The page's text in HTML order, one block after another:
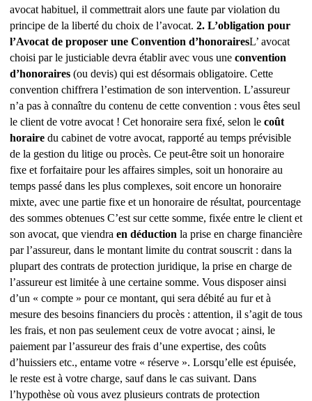
avocat habituel, il commettrait alors une faute par violation du
principe de la liberté du choix de l’avocat. 2. L’obligation pour
l’Avocat de proposer une Convention d’honorairesL’ avocat
choisi par le justiciable devra établir avec vous une convention
d’honoraires (ou devis) qui est désormais obligatoire. Cette
convention chiffrera l’estimation de son intervention. L’assureur
n’a pas à connaître du contenu de cette convention : vous êtes seul
le client de votre avocat ! Cet honoraire sera fixé, selon le coût
horaire du cabinet de votre avocat, rapporté au temps prévisible
de la gestion du litige ou procès. Ce peut-être soit un honoraire
fixe et forfaitaire pour les affaires simples, soit un honoraire au
temps passé dans les plus complexes, soit encore un honoraire
mixte, avec une partie fixe et un honoraire de résultat, pourcentage
des sommes obtenues C’est sur cette somme, fixée entre le client et
son avocat, que viendra en déduction la prise en charge financière
par l’assureur, dans le montant limite du contrat souscrit : dans la
plupart des contrats de protection juridique, la prise en charge de
l’assureur est limitée à une certaine somme. Vous disposer ainsi
d’un « compte » pour ce montant, qui sera débité au fur et à
mesure des besoins financiers du procès : attention, il s’agit de tous
les frais, et non pas seulement ceux de votre avocat ; ainsi, le
paiement par l’assureur des frais d’une expertise, des coûts
d’huissiers etc., entame votre « réserve ». Lorsqu’elle est épuisée,
le reste est à votre charge, sauf dans le cas suivant. Dans
l’hypothèse où vous avez plusieurs contrats de protection